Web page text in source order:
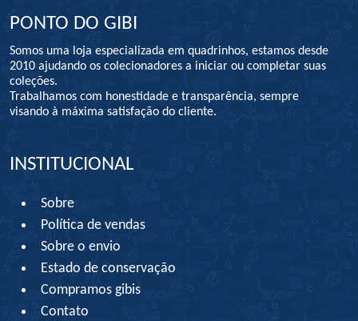
PONTO DO GIBI
Somos uma loja especializada em quadrinhos, estamos desde
2010 ajudando os colecionadores a iniciar ou completar suas
coleções.
Trabalhamos com honestidade e transparência, sempre
visando à máxima satisfação do cliente.
INSTITUCIONAL
Sobre
Política de vendas
Sobre o envio
Estado de conservação
Compramos gibis
Contato